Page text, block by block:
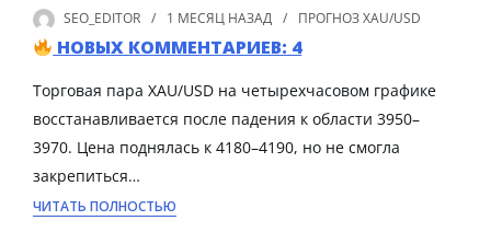
SEO_EDITOR 1 МЕСЯЦ НАЗАД ПРОГНОЗ XAU/USD
НОВЫХ КОММЕНТАРИЕВ: 4
Торговая пара XAU/USD на четырехчасовом графике
восстанавливается после падения к области 3950–
3970. Цена поднялась к 4180–4190, но не смогла
закрепиться…
ЧИТАТЬ ПОЛНОСТЬЮ